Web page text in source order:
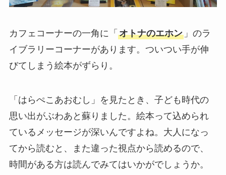
カフェコーナーの一角に「 オトナのエホン」のラ
イブラリーコーナーがあります。ついつい手が伸
びてしまう絵本がずらり。
「はらぺこあおむし」を見たとき、子ども時代の
思い出がぶわあと蘇りました。絵本って込められ
ているメッセージが深いんですよね。大人になっ
てから読むと、また違った視点から読めるので、
時間がある方は読んでみてはいかがでしょうか。